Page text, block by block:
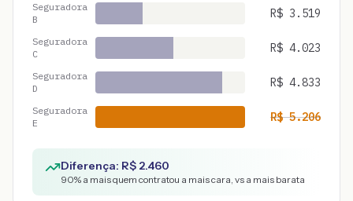
Seguradora
B
R$ 3.519
Seguradora
C
R$ 4.023
Seguradora
D
R$ 4.833
Seguradora
E
R$5.206
Diferença: R$ 2.460
90% a mais quem contratou a mais cara, vs a mais barata